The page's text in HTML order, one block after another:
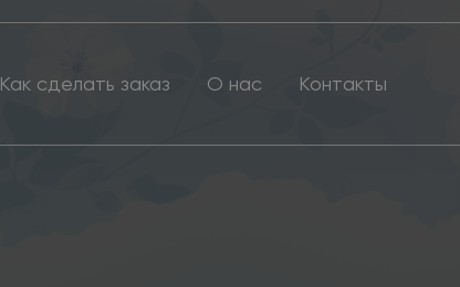
Как сделать заказ О нас Контакты